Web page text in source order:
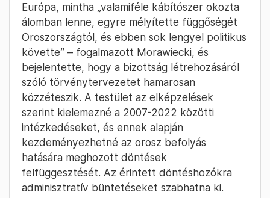
Európa, mintha „valamiféle kábítószer okozta
álomban lenne, egyre mélyítette függőségét
Oroszországtól, és ebben sok lengyel politikus
követte” – fogalmazott Morawiecki, és
bejelentette, hogy a bizottság létrehozásáról
szóló törvénytervezetet hamarosan
közzéteszik. A testület az elképzelések
szerint kielemezné a 2007-2022 közötti
intézkedéseket, és ennek alapján
kezdeményezhetné az orosz befolyás
hatására meghozott döntések
felfüggesztését. Az érintett döntéshozókra
adminisztratív büntetéseket szabhatna ki.